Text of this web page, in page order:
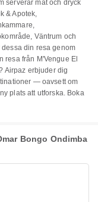
serverar mat och dryck
& Apotek,
Väntrum och
din resa genom
resa från M'Vengue El
Airpaz erbjuder dig
— oavsett om
plats att utforska. Boka
Bongo Ondimba